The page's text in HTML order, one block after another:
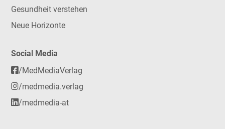
Gesundheit verstehen
Neue Horizonte
Social Media
/MedMediaVerlag
/medmedia.verlag
/medmedia-at